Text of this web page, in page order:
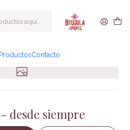
ProductosContacto
Infantil
desde siempre